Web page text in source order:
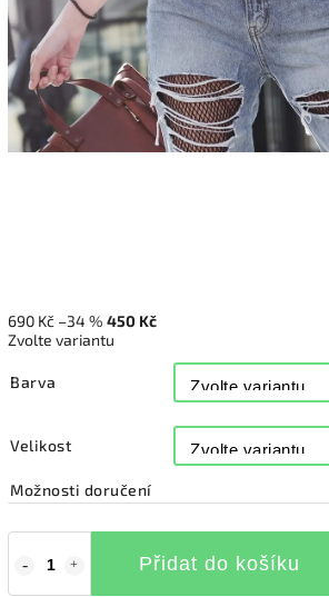
690 Kč –34 % 450 Kč
Zvolte variantu
Barva
Velikost
Možnosti doručení
Přidat do košíku